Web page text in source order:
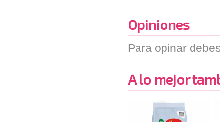
Opiniones
Para opinar
A lo mejor